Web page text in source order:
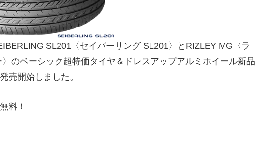
SL201〈セイバーリング SL201〉とRIZLEY MG〈ラ
のベーシック超特価タイヤ＆ドレスアップアルミホイール新品
売開始しました。
料！